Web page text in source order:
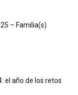
– Familia(s)
el año de los retos